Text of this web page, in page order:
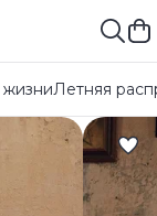
жизниЛетняя